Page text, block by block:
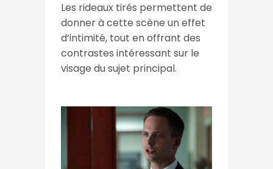
Les rideaux tirés permettent de
donner à cette scène un effet
d’intimité, tout en offrant des
contrastes intéressant sur le
visage du sujet principal.